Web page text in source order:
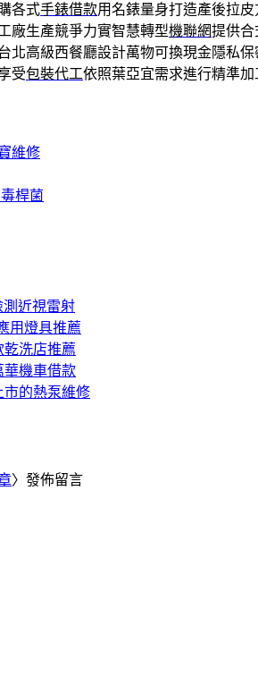
各式手錶借款用名錶量身打造產後拉
廠生產競爭力實智慧轉型機聯網提供合
北高級西餐廳設計萬物可換現金隱私保
受包裝代工依照葉亞宜需求進行精準
維修
桿菌
近視雷射
用燈具推薦
乾洗店推薦
華機車借款
市的熱泵維修
〉發佈留言